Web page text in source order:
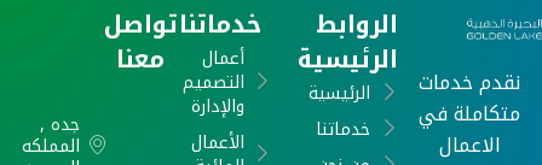
نقدم خدمات
متكاملة في
الاعمال
الروابط
الرئيسية
الرئيسية
خدماتنا
خدماتنا
أعمال
التصميم
والإدارة
الأعمال
تواصل
معنا
جده ,
المملكه